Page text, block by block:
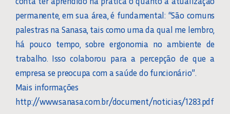
permanente, em sua área, é fundamental: “São comuns
palestras na Sanasa, tais como uma da qual me lembro,
há pouco tempo, sobre ergonomia no ambiente de
trabalho. Isso colaborou para a percepção de que a
empresa se preocupa com a saúde do funcionário”.
Mais informações
http://www.sanasa.com.br/document/noticias/1283.pdf